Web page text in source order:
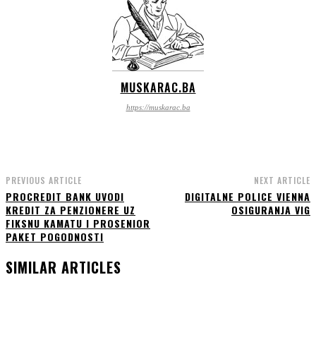
MUSKARAC.BA
https://muskarac.ba
PREVIOUS ARTICLE
PROCREDIT BANK UVODI
KREDIT ZA PENZIONERE UZ
FIKSNU KAMATU I PROSENIOR
PAKET POGODNOSTI
NEXT ARTICLE
DIGITALNE POLICE VIENNA
OSIGURANJA VIG
SIMILAR ARTICLES